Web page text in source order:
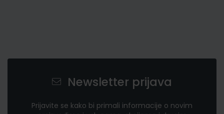
Newsletter prijava
Prijavite se kako bi primali informacije o novim